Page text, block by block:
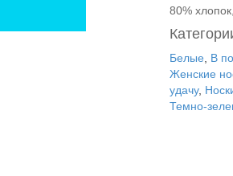
80%
Белые В
Женские
удачу,
Темно-